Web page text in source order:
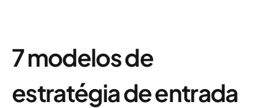
7 modelos de
estratégia de entrada